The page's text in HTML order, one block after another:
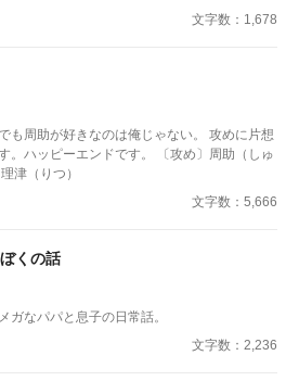
文字数：1,678
助が好きなのは俺じゃない。 攻めに片想
ーエンドです。 〔攻め〕周助（しゅ
津（りつ）
文字数：5,666
くの話
ガなパパと息子の日常話。
文字数：2,236